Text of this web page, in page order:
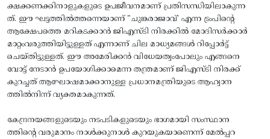
ക്ഷക്കണക്കിനാളുകളുടെ ഉപജീവനമാണ് പ്രതിസന്ധിയിലാകുന്ന
ത്. ഈ ഘട്ടത്തിൽത്തന്നെയാണ് "ചുങ്കരാജാവ്’ എന്ന ട്രംപിന്റെ
ആക്ഷേപത്തെ മറികടക്കാൻ ജിഎസ്ടി നിരക്കിൽ മോദിസർക്കാർ
മാറ്റംവരുത്തിയിട്ടുള്ളത് എന്നാണ് ചില മാധ്യമങ്ങൾ റിപ്പോർട്ട്
ചെയ്തിട്ടുള്ളത്. ഈ അമേരിക്കൻ വിധേയത്വംപോലും എങ്ങനെ
വോട്ട് നേടാൻ ഉപയോഗിക്കാമെന്ന തന്ത്രമാണ് ജിഎസ്ടി നിരക്ക്
കുറച്ചത് ആഘോഷമാക്കാനുള്ള പ്രധാനമന്ത്രിയുടെ ആഹ്വാന
ത്തിൽനിന്ന്‌ വ്യക്തമാകുന്നത്.
കേന്ദ്രനയങ്ങളുടെയും നടപടികളുടെയും ഭാഗമായി സംസ്ഥാന
ത്തിന്റെ വരുമാനം നാൾക്കുനാൾ കുറയുകയാണെന്ന് മേൽപ്പറ